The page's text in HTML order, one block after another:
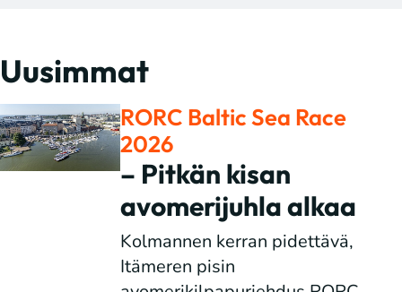
Uusimmat
RORC Baltic Sea Race
2026
– Pitkän kisan
avomerijuhla alkaa
Kolmannen kerran pidettävä,
Itämeren pisin